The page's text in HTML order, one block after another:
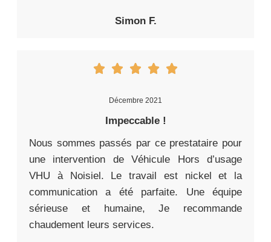
Simon F.
Décembre 2021
Impeccable !
Nous sommes passés par ce prestataire pour
une intervention de Véhicule Hors d’usage
VHU à Noisiel. Le travail est nickel et la
communication a été parfaite. Une équipe
sérieuse et humaine, Je recommande
chaudement leurs services.